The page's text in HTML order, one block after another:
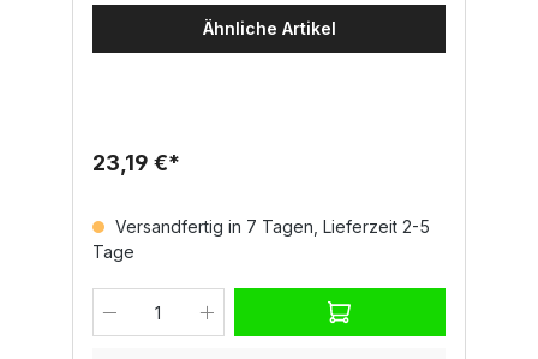
Standard 100 zertifiziertMit
RecyclinganteilDetails:Reflektierende
gereinigt werden. Beachten Sie die
Materialqualität langfristig zu erhalten.
Ähnliche Artikel
23,19 €*
Versandfertig in 7 Tagen, Lieferzeit 2-5
Tage